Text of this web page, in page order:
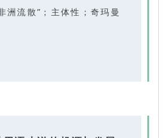
洲流散”；主体性；奇玛曼